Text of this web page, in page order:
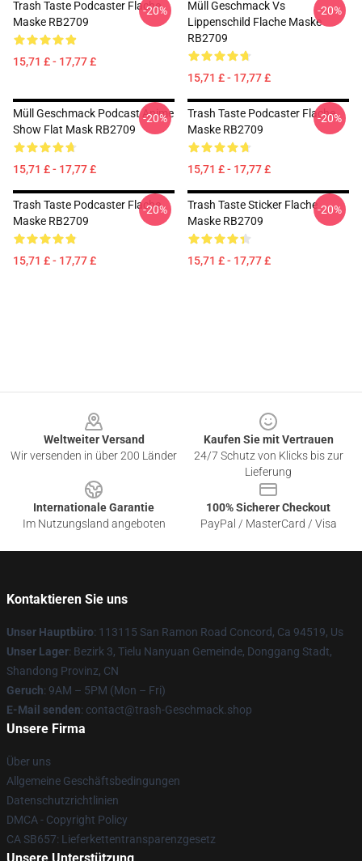
Trash Taste Podcaster Flache
Maske RB2709
15,71 £ - 17,77 £
-20%
Müll Geschmack Vs
Lippenschild Flache Maske
RB2709
15,71 £ - 17,77 £
-20%
Müll Geschmack Podcast Anime
Show Flat Mask RB2709
15,71 £ - 17,77 £
-20%
Trash Taste Podcaster Flache
Maske RB2709
15,71 £ - 17,77 £
-20%
Trash Taste Podcaster Flache
Maske RB2709
15,71 £ - 17,77 £
-20%
Trash Taste Sticker Flache
Maske RB2709
15,71 £ - 17,77 £
-20%
Weltweiter Versand
Wir versenden in über 200 Länder
Kaufen Sie mit Vertrauen
24/7 Schutz von Klicks bis zur
Lieferung
Internationale Garantie
Im Nutzungsland angeboten
100% Sicherer Checkout
PayPal / MasterCard / Visa
Kontaktieren Sie uns
Unser Hauptbüro: 113115 San Ramon Road Concord, Ca 94519, Us
Unser Lager: Bezirk 3, Tielu Nanyuan Gemeinde, Donggang Stadt,
Shandong Provinz, CN
Geruch: 9AM – 5PM (Mon – Fri)
E-Mail senden: contact@trash-Geschmack.shop
Unsere Firma
Über uns
Allgemeine Geschäftsbedingungen
Datenschutzrichtlinien
DMCA - Copyright Policy
CA SB657: Lieferkettentransparenzgesetz